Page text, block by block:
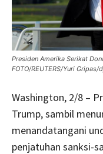
Presiden Amerika Serikat
FOTO/REUTERS/Yuri Gripas/
Washington, 2/8 –
Trump, sambil
menandatangani
penjatuhan sanksi-